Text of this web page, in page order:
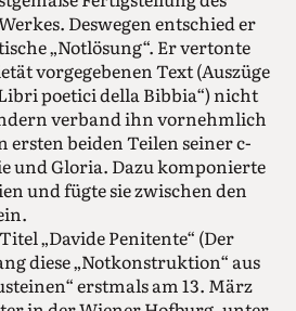
Deswegen entschied er
„Notlösung“. Er vertonte
vorgegebenen Text (Auszüge
poetici della Bibbia“) nicht
verband ihn vornehmlich
ersten beiden Teilen seiner c-
und Gloria. Dazu komponierte
und fügte sie zwischen den
„Davide Penitente“ (Der
diese „Notkonstruktion“ aus
erstmals am 13. März